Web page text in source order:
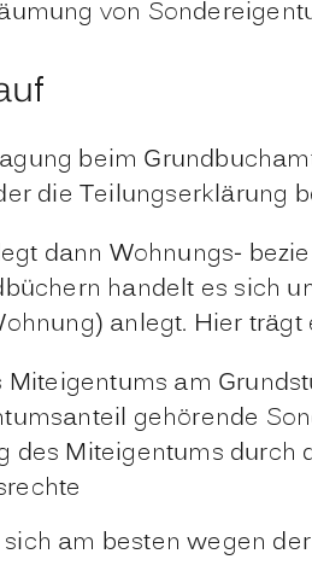
von
beim
die Teilungserklärung
dann Wohnungs-
handelt es sich
anlegt. Hier trägt
Miteigentums am
gehörende
des Miteigentums durch
sich am besten wegen